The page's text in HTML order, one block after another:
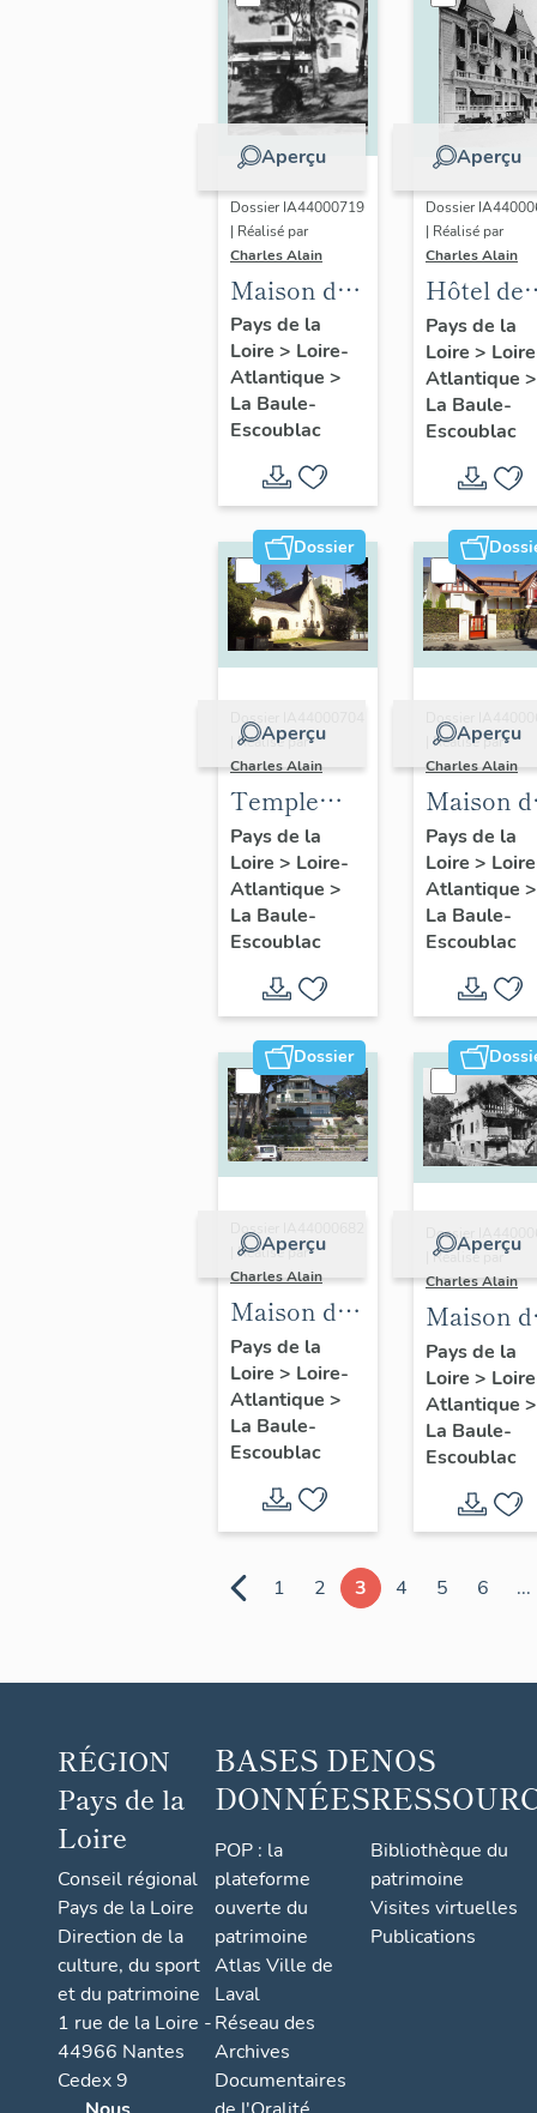
Aperçu
Dossier IA44000719
| Réalisé par
Charles Alain
Maison dite
villa
balnéaire
La Grande
Dune, allée
de Cérès
Pays de la
Loire > Loire-
Atlantique >
La Baule-
Escoublac
Aperçu
Dossier
| Réalisé par
Charles Alain
Hôtel de
dit Hôtel
Adriana,
Pays de la
Loire >
Atlantique >
La Baule-
Escoublac
Dossier
Aperçu
Dossier IA44000704
| Réalisé par
Charles Alain
Temple
protestant,
9 avenue
Edmond-
Rostand
Pays de la
Loire > Loire-
Atlantique >
La Baule-
Escoublac
Aperçu
Dossier
| Réalisé par
Charles Alain
Maison
villa
balnéaire
21 allée
la
Pays de la
Loire >
Atlantique >
La Baule-
Escoublac
Dossier
Aperçu
Dossier IA44000682
| Réalisé par
Charles Alain
Maison dite
villa
balnéaire
Les Cigales
actuellement
villa à
appartements,
27
boulevard
du Docteur-
Dubois
Pays de la
Loire > Loire-
Atlantique >
La Baule-
Escoublac
Aperçu
Dossier
| Réalisé par
Charles Alain
Maison
villa
balnéaire
Maïtena,
avenue
la Voie-
Lactée
Pays de la
Loire >
Atlantique >
La Baule-
Escoublac
1 2 3 4 5 6 ...
RÉGION
Pays de la
Loire
Conseil régional
Pays de la Loire
Direction de la
culture, du sport
et du patrimoine
1 rue de la Loire -
44966 Nantes
Cedex 9
BASES DE
DONNÉES
POP : la
plateforme
ouverte du
patrimoine
Atlas Ville de
Laval
Réseau des
Archives
Documentaires
NOS
Bibliothèque du
patrimoine
Visites virtuelles
Publications